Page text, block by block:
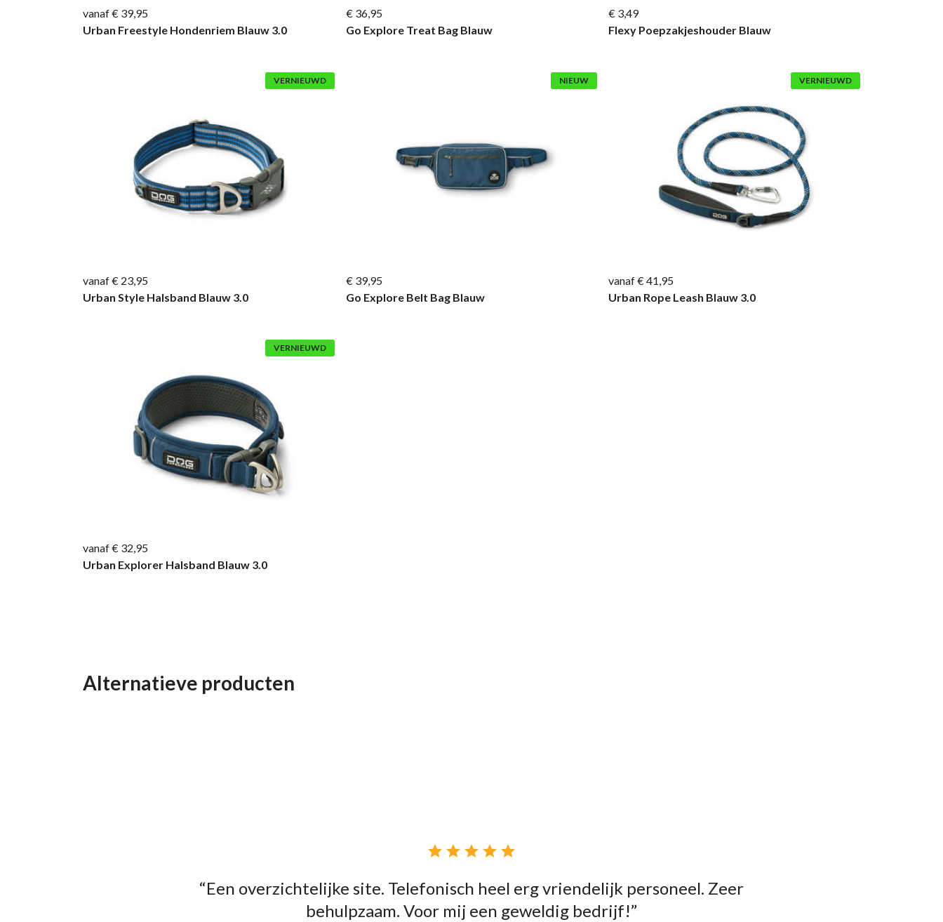
vanaf € 39,95
Urban Freestyle Hondenriem Blauw 3.0
€ 36,95
Go Explore Treat Bag Blauw
€ 3,49
Flexy Poepzakjeshouder Blauw
VERNIEUWD
vanaf € 23,95
Urban Style Halsband Blauw 3.0
NIEUW
€ 39,95
Go Explore Belt Bag Blauw
VERNIEUWD
vanaf € 41,95
Urban Rope Leash Blauw 3.0
VERNIEUWD
vanaf € 32,95
Urban Explorer Halsband Blauw 3.0
Alternatieve producten
    
“Een overzichtelijke site. Telefonisch heel erg vriendelijk personeel. Zeer
behulpzaam. Voor mij een geweldig bedrijf!”